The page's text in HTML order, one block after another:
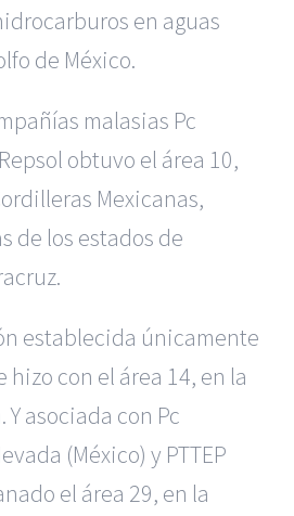
en aguas
de México.
malasias Pc
obtuvo el área 10,
Mexicanas,
de los estados de
establecida únicamente
hizo con el área 14, en la
Y asociada con Pc
(México) y PTTEP
el área 29, en la